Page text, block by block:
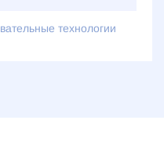
технологии